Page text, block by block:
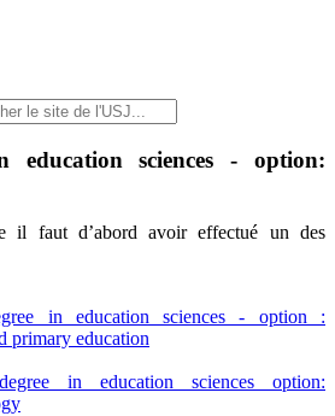
education sciences - option:
il faut d’abord avoir effectué un des
in education sciences - option :
primary education
in education sciences option: